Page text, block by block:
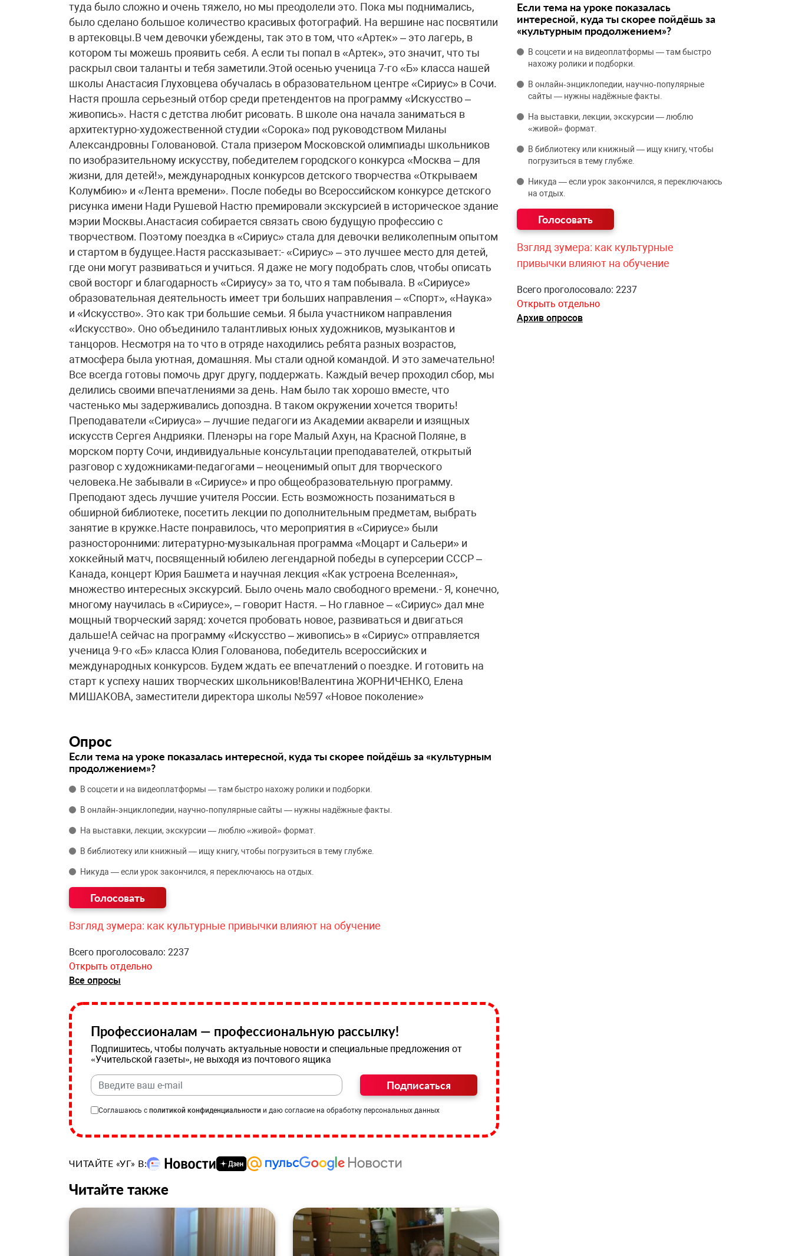
туда было сложно и очень тяжело, но мы преодолели это. Пока мы поднимались,
было сделано большое количество красивых фотографий. На вершине нас посвятили
в артековцы.В чем девочки убеждены, так это в том, что «Артек» – это лагерь, в
котором ты можешь проявить себя. А если ты попал в «Артек», это значит, что ты
раскрыл свои таланты и тебя заметили.Этой осенью ученица 7-го «Б» класса нашей
школы Анастасия Глуховцева обучалась в образовательном центре «Сириус» в Сочи.
Настя прошла серьезный отбор среди претендентов на программу «Искусство –
живопись». Настя с детства любит рисовать. В школе она начала заниматься в
архитектурно-художественной студии «Сорока» под руководством Миланы
Александровны Головановой. Стала призером Московской олимпиады школьников
по изобразительному искусству, победителем городского конкурса «Москва – для
жизни, для детей!», международных конкурсов детского творчества «Открываем
Колумбию» и «Лента времени». После победы во Всероссийском конкурсе детского
рисунка имени Нади Рушевой Настю премировали экскурсией в историческое здание
мэрии Москвы.Анастасия собирается связать свою будущую профессию с
творчеством. Поэтому поездка в «Сириус» стала для девочки великолепным опытом
и стартом в будущее.Настя рассказывает:- «Сириус» – это лучшее место для детей,
где они могут развиваться и учиться. Я даже не могу подобрать слов, чтобы описать
свой восторг и благодарность «Сириусу» за то, что я там побывала. В «Сириусе»
образовательная деятельность имеет три больших направления – «Спорт», «Наука»
и «Искусство». Это как три большие семьи. Я была участником направления
«Искусство». Оно объединило талантливых юных художников, музыкантов и
танцоров. Несмотря на то что в отряде находились ребята разных возрастов,
атмосфера была уютная, домашняя. Мы стали одной командой. И это замечательно!
Все всегда готовы помочь друг другу, поддержать. Каждый вечер проходил сбор, мы
делились своими впечатлениями за день. Нам было так хорошо вместе, что
частенько мы задерживались допоздна. В таком окружении хочется творить!
Преподаватели «Сириуса» – лучшие педагоги из Академии акварели и изящных
искусств Сергея Андрияки. Пленэры на горе Малый Ахун, на Красной Поляне, в
морском порту Сочи, индивидуальные консультации преподавателей, открытый
разговор с художниками-педагогами – неоценимый опыт для творческого
человека.Не забывали в «Сириусе» и про общеобразовательную программу.
Преподают здесь лучшие учителя России. Есть возможность позаниматься в
обширной библиотеке, посетить лекции по дополнительным предметам, выбрать
занятие в кружке.Насте понравилось, что мероприятия в «Сириусе» были
разносторонними: литературно-музыкальная программа «Моцарт и Сальери» и
хоккейный матч, посвященный юбилею легендарной победы в суперсерии СССР –
Канада, концерт Юрия Башмета и научная лекция «Как устроена Вселенная»,
множество интересных экскурсий. Было очень мало свободного времени.- Я, конечно,
многому научилась в «Сириусе», – говорит Настя. – Но главное – «Сириус» дал мне
мощный творческий заряд: хочется пробовать новое, развиваться и двигаться
дальше!А сейчас на программу «Искусство – живопись» в «Сириус» отправляется
ученица 9-го «Б» класса Юлия Голованова, победитель всероссийских и
международных конкурсов. Будем ждать ее впечатлений о поездке. И готовить на
старт к успеху наших творческих школьников!Валентина ЖОРНИЧЕНКО, Елена
МИШАКОВА, заместители директора школы №597 «Новое поколение»
Опрос
Если тема на уроке показалась интересной, куда ты скорее пойдёшь за «культурным
продолжением»?
В соцсети и на видеоплатформы — там быстро нахожу ролики и подборки.
В онлайн‑энциклопедии, научно‑популярные сайты — нужны надёжные факты.
На выставки, лекции, экскурсии — люблю «живой» формат.
В библиотеку или книжный — ищу книгу, чтобы погрузиться в тему глубже.
Никуда — если урок закончился, я переключаюсь на отдых.
Взгляд зумера: как культурные привычки влияют на обучение
Всего проголосовало: 2237
Открыть отдельно
Все опросы
Профессионалам — профессиональную рассылку!
Подпишитесь, чтобы получать актуальные новости и специальные предложения от
«Учительской газеты», не выходя из почтового ящика
Подписаться
Соглашаюсь с политикой конфиденциальности и даю согласие на обработку персональных данных
ЧИТАЙТЕ «УГ» В:
Читайте также
Если тема на уроке показалась
интересной, куда ты скорее пойдёшь за
«культурным продолжением»?
В соцсети и на видеоплатформы — там быстро
нахожу ролики и подборки.
В онлайн‑энциклопедии, научно‑популярные
сайты — нужны надёжные факты.
На выставки, лекции, экскурсии — люблю
«живой» формат.
В библиотеку или книжный — ищу книгу, чтобы
погрузиться в тему глубже.
Никуда — если урок закончился, я переключаюсь
на отдых.
Взгляд зумера: как культурные
привычки влияют на обучение
Всего проголосовало: 2237
Открыть отдельно
Архив опросов